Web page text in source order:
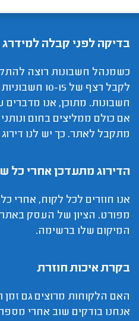
בדיקה לפני קבלה למידרג
כשמנהל חשבונות רוצה
לקבל רצף של
אם כולם ממליצים בחום
מתקבל לאתר. כך יש לנו
הדירוג מתעדכן אחרי כל
אנו חוזרים לכל לקוח, אחרי
מפורט. הציון של העסק
המיקום שלו ברשימה.
בקרת איכות חוזרת
האם הלקוחות מרוצים גם
אנחנו בודקים שוב אחרי